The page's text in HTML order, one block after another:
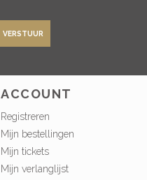
VERSTUUR
ACCOUNT
Registreren
Mijn bestellingen
Mijn tickets
Mijn verlanglijst